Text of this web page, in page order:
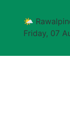
🌤
Friday, 07